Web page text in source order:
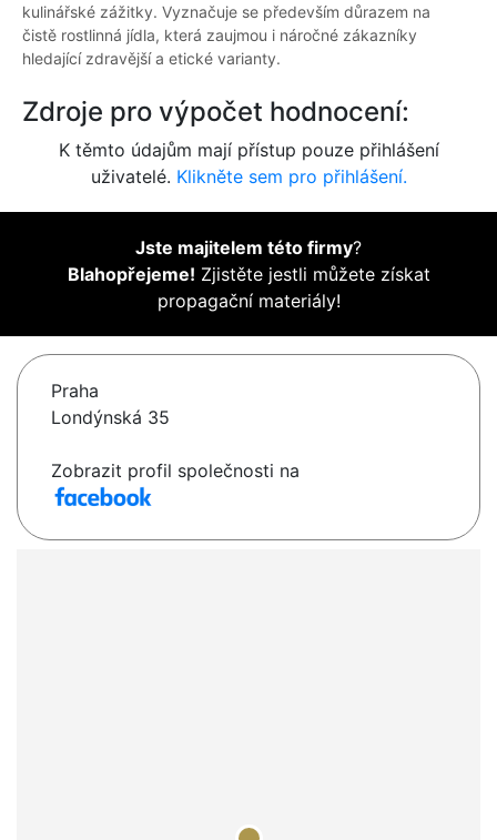
kulinářské zážitky. Vyznačuje se především důrazem na
čistě rostlinná jídla, která zaujmou i náročné zákazníky
hledající zdravější a etické varianty.
Zdroje pro výpočet hodnocení:
K těmto údajům mají přístup pouze přihlášení
uživatelé. Klikněte sem pro přihlášení.
Jste majitelem této firmy?
Blahopřejeme! Zjistěte jestli můžete získat
propagační materiály!
Praha
Londýnská 35
Zobrazit profil společnosti na